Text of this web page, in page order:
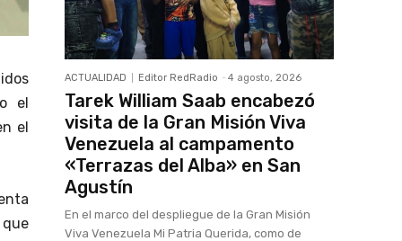
el
el
ACTUALIDAD Editor RedRadio - 4 agosto, 2026
Tarek William Saab encabezó
visita de la Gran Misión Viva
Venezuela al campamento
«Terrazas del Alba» en San
Agustín
En el marco del despliegue de la Gran Misión
Viva Venezuela Mi Patria Querida, como de